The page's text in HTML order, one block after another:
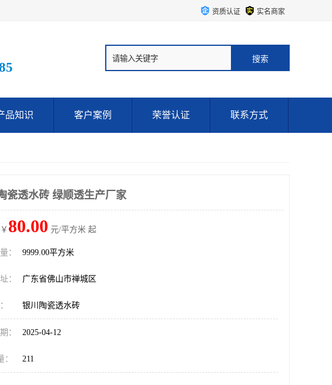
资质认证 实名商家
品知识 客户案例 荣誉认证 联系方式
瓷透水砖 绿顺透生产厂家
80.00 元/平方米 起
： 9999.00平方米
： 广东省佛山市禅城区
银川陶瓷透水砖
： 2025-04-12
： 211